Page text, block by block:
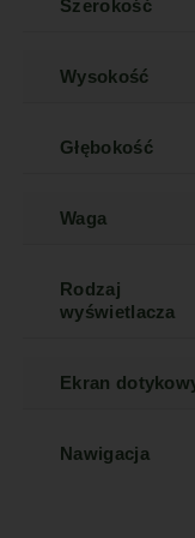
Szerokość
Wysokość
Głębokość
Waga
Rodzaj
wyświetlacza
Ekran
Nawigacja